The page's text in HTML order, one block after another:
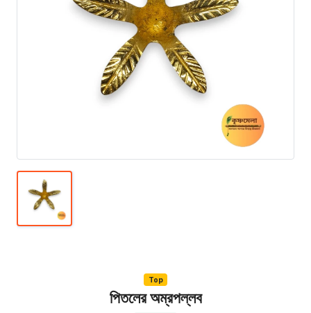
Top
পিতলের অম্রপল্লব